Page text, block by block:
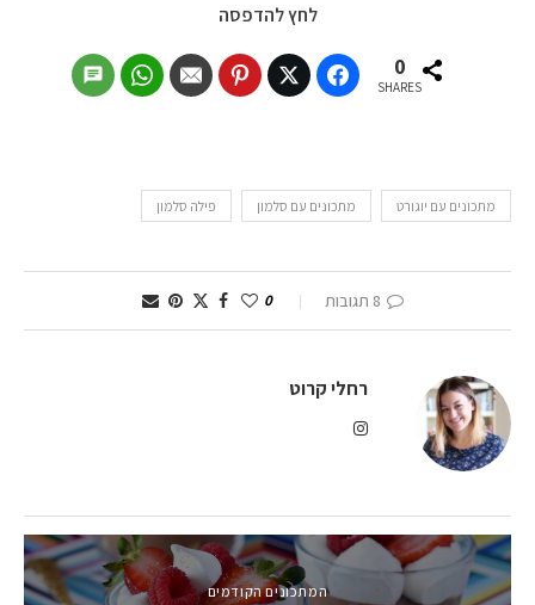
לחץ להדפסה
0
SHARES
מתכונים עם יוגורט מתכונים עם סלמון פילה סלמון
8 תגובות 0
רחלי קרוט
המתכונים הקודמים